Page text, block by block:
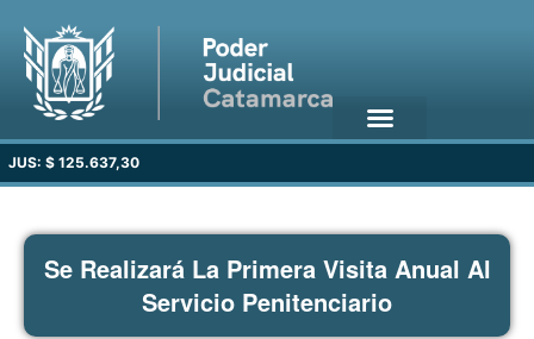
JUS: $ 125.637,30
Se Realizará La Primera Visita Anual Al
Servicio Penitenciario